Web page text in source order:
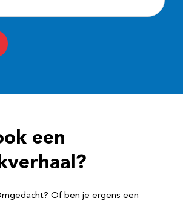
een
Of ben je ergens een